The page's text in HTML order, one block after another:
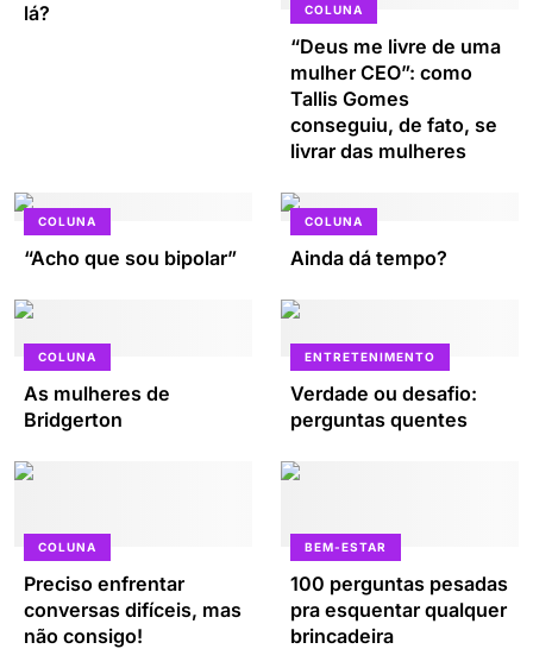
lá?
COLUNA
“Deus me livre de uma
mulher CEO”: como
Tallis Gomes
conseguiu, de fato, se
livrar das mulheres
COLUNA
“Acho que sou bipolar”
COLUNA
Ainda dá tempo?
COLUNA
As mulheres de
Bridgerton
ENTRETENIMENTO
Verdade ou desafio:
perguntas quentes
COLUNA
Preciso enfrentar
conversas difíceis, mas
não consigo!
BEM-ESTAR
100 perguntas pesadas
pra esquentar qualquer
brincadeira